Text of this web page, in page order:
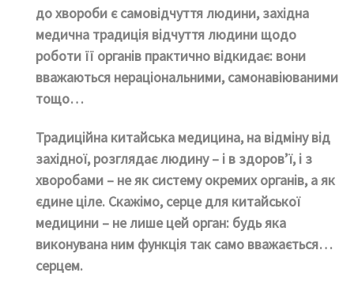
до хвороби є самовідчуття людини, західна
медична традиція відчуття людини щодо
роботи її органів практично відкидає: вони
вважаються нераціональними, самонавіюваними
тощо…
Традиційна китайська медицина, на відміну від
західної, розглядає людину – і в здоров’ї, і з
хворобами – не як систему окремих органів, а як
єдине ціле. Скажімо, серце для китайської
медицини – не лише цей орган: будь яка
виконувана ним функція так само вважається…
серцем.